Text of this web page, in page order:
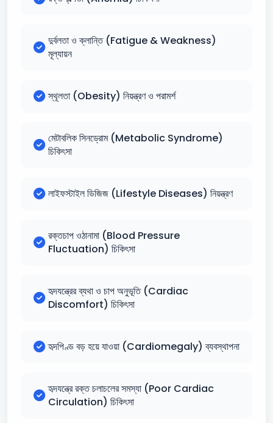
দুর্বলতা ও ক্লান্তি (Fatigue & Weakness)
মূল্যায়ন
স্থূলতা (Obesity) নিয়ন্ত্রণ ও পরামর্শ
মেটাবলিক সিনড্রোম (Metabolic Syndrome)
চিকিৎসা
লাইফস্টাইল ডিজিজ (Lifestyle Diseases) নিয়ন্ত্রণ
রক্তচাপ ওঠানামা (Blood Pressure
Fluctuation) চিকিৎসা
হৃদযন্ত্রের ব্যথা ও চাপ অনুভূতি (Cardiac
Discomfort) চিকিৎসা
হৃদপিণ্ড বড় হয়ে যাওয়া (Cardiomegaly) ব্যবস্থাপনা
হৃদযন্ত্রে রক্ত চলাচলের সমস্যা (Poor Cardiac
Circulation) চিকিৎসা